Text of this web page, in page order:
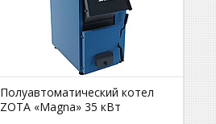
Полуавтоматический котел
ZOTA «Magna» 35 кВт